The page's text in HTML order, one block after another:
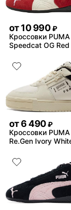
от10 990 ₽
Кроссовки PUMA
Speedcat OG
от6 490 ₽
Кроссовки
Re.Gen Ivory